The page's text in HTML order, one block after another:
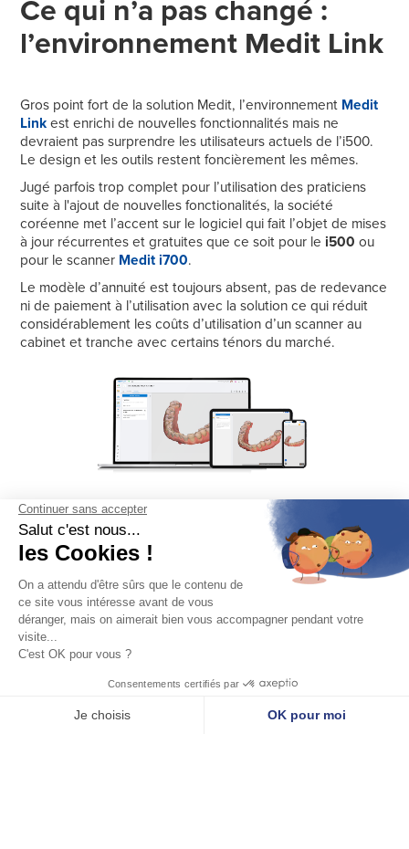
Ce qui n’a pas changé :
l’environnement Medit Link
Gros point fort de la solution Medit, l’environnement Medit
Linkest enrichi de nouvelles fonctionnalités mais ne
devraient pas surprendre les utilisateurs actuels de l’i500.
Le design et les outils restent foncièrement les mêmes.
Jugé parfois trop complet pour l’utilisation des praticiens
suite à l'ajout de nouvelles fonctionalités, la société
coréenne met l’accent sur le logiciel qui fait l’objet de mises
à jour récurrentes et gratuites que ce soit pour le i500 ou
pour le scanner Medit i700.
Le modèle d’annuité est toujours absent, pas de redevance
ni de paiement à l’utilisation avec la solution ce qui réduit
considérablement les coûts d’utilisation d’un scanner au
cabinet et tranche avec certains ténors du marché.
Si vous ne savez pas comment choisir votre scanner intra-
oral, vous pouvez consulter
dédié.